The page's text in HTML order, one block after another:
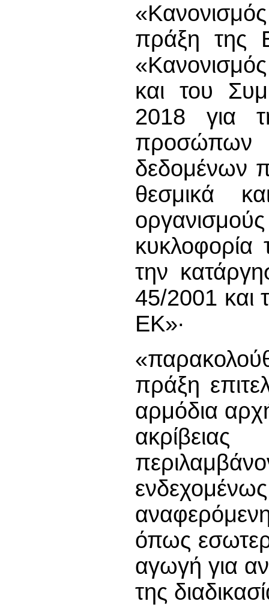
πράξη της
και του
2018 για
προσώπων
δεδομένων
θεσμικά
κυκλοφορία
την
45/2001 και
ΕΚ»∙
πράξη
αρμόδια
όπως
αγωγή για
της